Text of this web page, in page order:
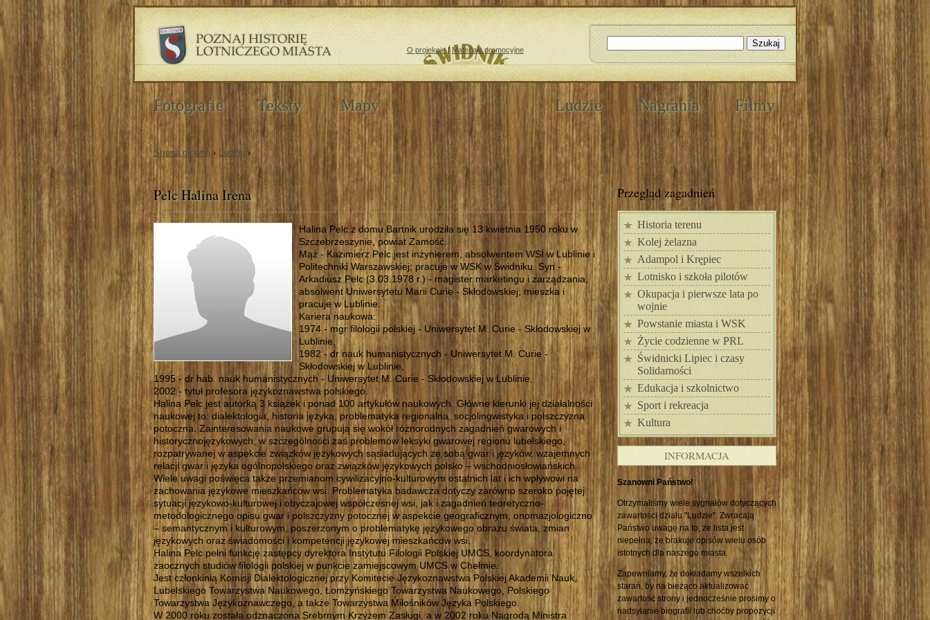
Strona główna › Ludzie ›
Pelc Halina Irena
Halina Pelc z domu Bartnik urodziła się 13 kwietnia 1950 roku w
Szczebrzeszynie, powiat Zamość.
Mąż - Kazimierz Pelc jest inżynierem, absolwentem WSI w Lublinie i
Politechniki Warszawskiej; pracuje w WSK w Świdniku. Syn -
Arkadiusz Pelc (3.03.1978 r.) - magister marketingu i zarządzania,
absolwent Uniwersytetu Marii Curie - Skłodowskiej; mieszka i
pracuje w Lublinie.
Kariera naukowa:
1974 - mgr filologii polskiej - Uniwersytet M. Curie - Skłodowskiej w
Lublinie,
1982 - dr nauk humanistycznych - Uniwersytet M. Curie -
Skłodowskiej w Lublinie,
1995 - dr hab. nauk humanistycznych - Uniwersytet M. Curie - Skłodowskiej w Lublinie,
2002 - tytuł profesora językoznawstwa polskiego.
Halina Pelc jest autorką 3 książek i ponad 100 artykułów naukowych. Główne kierunki jej działalności
naukowej to: dialektologia, historia języka, problematyka regionalna, socjolingwistyka i polszczyzna
potoczna. Zainteresowania naukowe grupują się wokół różnorodnych zagadnień gwarowych i
historycznojęzykowych, w szczególności zaś problemów leksyki gwarowej regionu lubelskiego,
rozpatrywanej w aspekcie związków językowych sąsiadujących ze sobą gwar i języków, wzajemnych
relacji gwar i języka ogólnopolskiego oraz związków językowych polsko – wschodniosłowiańskich.
Wiele uwagi poświęca także przemianom cywilizacyjno-kulturowym ostatnich lat i ich wpływowi na
zachowania językowe mieszkańców wsi. Problematyka badawcza dotyczy zarówno szeroko pojętej
sytuacji językowo-kulturowej i obyczajowej współczesnej wsi, jak i zagadnień teoretyczno-
metodologicznego opisu gwar i polszczyzny potocznej w aspekcie geograficznym, onomazjologiczno
– semantycznym i kulturowym, poszerzonym o problematykę językowego obrazu świata, zmian
językowych oraz świadomości i kompetencji językowej mieszkańców wsi.
Halina Pelc pełni funkcję zastępcy dyrektora Instytutu Filologii Polskiej UMCS, koordynatora
zaocznych studiów filologii polskiej w punkcie zamiejscowym UMCS w Chełmie.
Jest członkinią Komisji Dialektologicznej przy Komitecie Językoznawstwa Polskiej Akademii Nauk,
Lubelskiego Towarzystwa Naukowego, Łomżyńskiego Towarzystwa Naukowego, Polskiego
Towarzystwa Językoznawczego, a także Towarzystwa Miłośników Języka Polskiego.
W 2000 roku została odznaczona Srebrnym Krzyżem Zasługi, a w 2002 roku Nagrodą Ministra
Fotografie Teksty Mapy Ludzie Nagrania Filmy
Przegląd zagadnień
Historia terenu
Kolej żelazna
Adampol i Krępiec
Lotnisko i szkoła pilotów
Okupacja i pierwsze lata po
wojnie
Powstanie miasta i WSK
Życie codzienne w PRL
Świdnicki Lipiec i czasy
Solidarności
Edukacja i szkolnictwo
Sport i rekreacja
Kultura
INFORMACJA
Szanowni Państwo!
Otrzymaliśmy wiele sygnałów dotyczących
zawartości działu "Ludzie". Zwracają
Państwo uwagę na to, że lista jest
niepełna, że brakuje opisów wielu osób
istotnych dla naszego miasta.
Zapewniamy, że dokładamy wszelkich
starań, by na bieżąco aktualizować
zawartość strony i jednocześnie prosimy o
nadsyłanie biografii lub choćby propozycji
O projekcie|Materiały promocyjne